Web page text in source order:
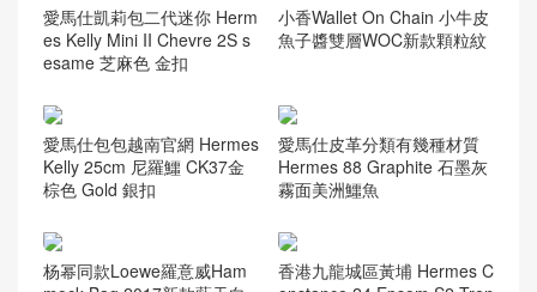
愛馬仕凱莉包二代迷你 Herm
es Kelly Mini II Chevre 2S s
esame 芝麻色 金扣
小香Wallet On Chain 小牛皮
魚子醬雙層WOC新款顆粒紋
愛馬仕包包越南官網 Hermes
Kelly 25cm 尼羅鱷 CK37金
棕色 Gold 銀扣
愛馬仕皮革分類有幾種材質
Hermes 88 Graphite 石墨灰
霧面美洲鱷魚
杨幂同款Loewe羅意威Ham
香港九龍城區黃埔 Hermes C